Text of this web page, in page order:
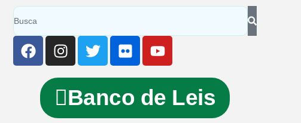
Banco de Leis